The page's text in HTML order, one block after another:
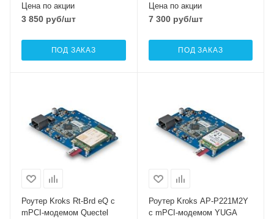
Цена по акции
3 850 руб/шт
ПОД ЗАКАЗ
Цена по акции
7 300руб/шт
ПОД ЗАКАЗ
Роутер Kroks Rt-Brd eQ с
mPCI-модемом Quectel
Роутер Kroks AP-P221M2Y
с mPCI-модемом YUGA